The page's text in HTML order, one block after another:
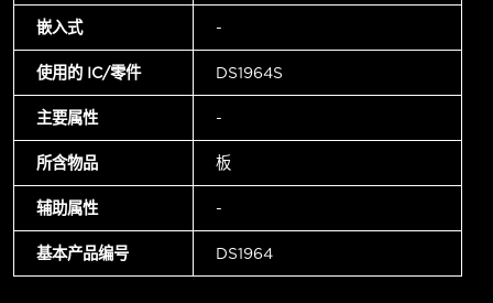
嵌入式 -
使用的 IC/零件 DS1964S
主要属性 -
所含物品 板
辅助属性 -
基本产品编号 DS1964